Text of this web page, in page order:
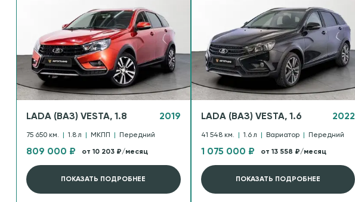
LADA (ВАЗ) VESTA, 1.8 2019
75 650 км. 1.8 л МКПП Передний
809 000 ₽ от 10 203 ₽/месяц
ПОКАЗАТЬ ПОДРОБНЕЕ
LADA (ВАЗ) VESTA, 1.6 2022
41 548 км. 1.6 л Вариатор Передний
1 075 000 ₽ от 13 558 ₽/месяц
ПОКАЗАТЬ ПОДРОБНЕЕ